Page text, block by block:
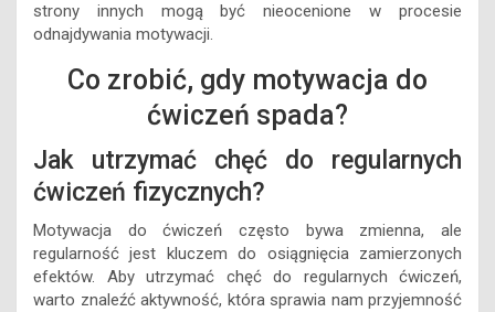
strony innych mogą być nieocenione w procesie
odnajdywania motywacji.
Co zrobić, gdy motywacja do
ćwiczeń spada?
Jak utrzymać chęć do regularnych
ćwiczeń fizycznych?
Motywacja do ćwiczeń często bywa zmienna, ale
regularność jest kluczem do osiągnięcia zamierzonych
efektów. Aby utrzymać chęć do regularnych ćwiczeń,
warto znaleźć aktywność, która sprawia nam przyjemność